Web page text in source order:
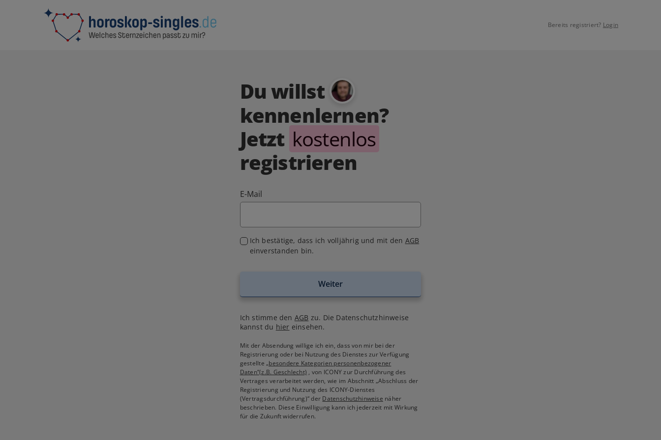
Bereits registriert? Login
Du willst
kennenlernen?
Jetzt kostenlos
registrieren
E-Mail
Ich bestätige, dass ich volljährig und mit den AGB
einverstanden bin.
Weiter
Ich stimme den AGB zu. Die Datenschutzhinweise
kannst du hier einsehen.
Mit der Absendung willige ich ein, dass von mir bei der
Registrierung oder bei Nutzung des Dienstes zur Verfügung
gestellte„besondere Kategorien personenbezogener
Daten“(z.B. Geschlecht) , von ICONY zur Durchführung des
Vertrages verarbeitet werden, wie im Abschnitt „Abschluss der
Registrierung und Nutzung des ICONY-Dienstes
(Vertragsdurchführung)“ der Datenschutzhinweise näher
beschrieben. Diese Einwilligung kann ich jederzeit mit Wirkung
für die Zukunft widerrufen.